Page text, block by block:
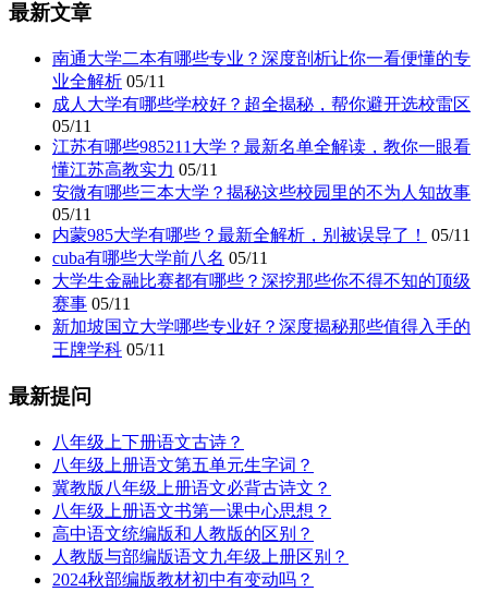
最新文章
南通大学二本有哪些专业？深度剖析让你一看便懂的专
业全解析 05/11
成人大学有哪些学校好？超全揭秘，帮你避开选校雷区
05/11
江苏有哪些985211大学？最新名单全解读，教你一眼看
懂江苏高教实力 05/11
安微有哪些三本大学？揭秘这些校园里的不为人知故事
05/11
内蒙985大学有哪些？最新全解析，别被误导了！
05/11
cuba有哪些大学前八名 05/11
大学生金融比赛都有哪些？深挖那些你不得不知的顶级
赛事 05/11
新加坡国立大学哪些专业好？深度揭秘那些值得入手的
王牌学科 05/11
最新提问
八年级上下册语文古诗？
八年级上册语文第五单元生字词？
冀教版八年级上册语文必背古诗文？
八年级上册语文书第一课中心思想？
高中语文统编版和人教版的区别？
人教版与部编版语文九年级上册区别？
2024秋部编版教材初中有变动吗？